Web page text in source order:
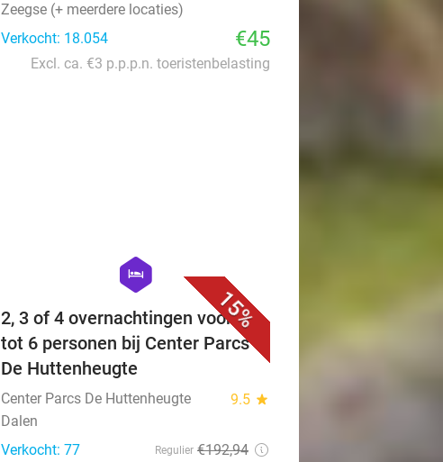
Zeegse (+ meerdere locaties)
Verkocht: 18.054
€45
Excl. ca. €3 p.p.p.n. toeristenbelasting
15%
hexagon
hotel
2, 3 of 4 overnachtingen voor 2
tot 6 personen bij Center Parcs
De Huttenheugte
Center Parcs De Huttenheugte 9.5 star
Dalen
Verkocht: 77
Regulier €192,94